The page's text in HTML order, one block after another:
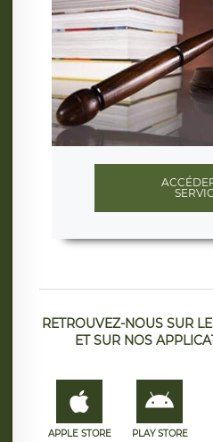
RETROUVEZ-NOUS SUR
ET SUR NOS
APPLE STORE PLAY STORE